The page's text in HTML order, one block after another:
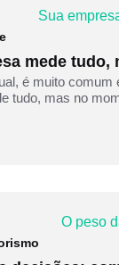
mede
é muito
tudo, mas no